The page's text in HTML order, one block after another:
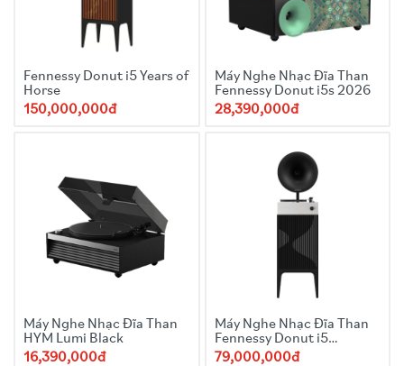
Fennessy Donut i5 Years of
Horse
150,000,000đ
Máy Nghe Nhạc Đĩa Than
Fennessy Donut i5s 2026
28,390,000đ
Máy Nghe Nhạc Đĩa Than
HYM Lumi Black
16,390,000đ
Máy Nghe Nhạc Đĩa Than
Fennessy Donut i5
Quicksand 2025 Black
79,000,000đ